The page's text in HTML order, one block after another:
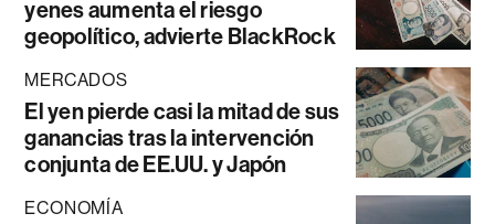
yenes aumenta el riesgo
geopolítico, advierte BlackRock
MERCADOS
El yen pierde casi la mitad de sus
ganancias tras la intervención
conjunta de EE.UU. y Japón
ECONOMÍA